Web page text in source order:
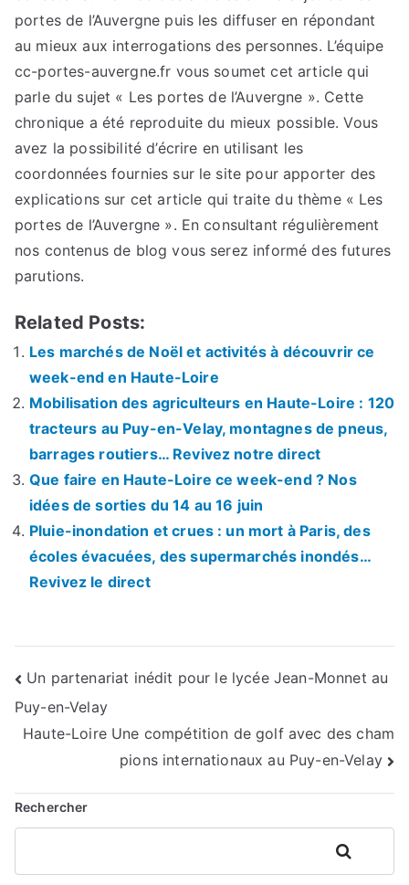
portes de l’Auvergne puis les diffuser en répondant
au mieux aux interrogations des personnes. L’équipe
cc-portes-auvergne.fr vous soumet cet article qui
parle du sujet « Les portes de l’Auvergne ». Cette
chronique a été reproduite du mieux possible. Vous
avez la possibilité d’écrire en utilisant les
coordonnées fournies sur le site pour apporter des
explications sur cet article qui traite du thème « Les
portes de l’Auvergne ». En consultant régulièrement
nos contenus de blog vous serez informé des futures
parutions.
Related Posts:
Les marchés de Noël et activités à découvrir ce
week-end en Haute-Loire
Mobilisation des agriculteurs en Haute-Loire : 120
tracteurs au Puy-en-Velay, montagnes de pneus,
barrages routiers… Revivez notre direct
Que faire en Haute-Loire ce week-end ? Nos
idées de sorties du 14 au 16 juin
Pluie-inondation et crues : un mort à Paris, des
écoles évacuées, des supermarchés inondés…
Revivez le direct
Navigation
de
Un partenariat inédit pour le lycée Jean-Monnet au
Puy-en-Velay
Haute-Loire Une compétition de golf avec des cham
pions internationaux au Puy-en-Velay
Rechercher
Rechercher